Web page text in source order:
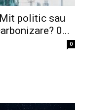
politic sau
0...
0